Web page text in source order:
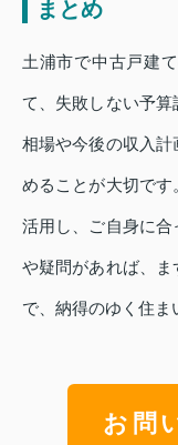
まとめ
土浦市で中古戸建
て、失敗しない予
相場や今後の収入
めることが大切で
活用し、ご自身に
や疑問があれば、ま
で、納得のゆく住ま
お問